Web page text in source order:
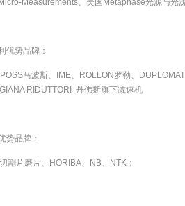
Measurements、美国Metaphase光源与光
优势品牌：
马波斯、IME、ROLLON罗勒、
RIDUTTORI 丹佛斯旗下减速机
势品牌：
割片磨片、HORIBA、NB、NTK；